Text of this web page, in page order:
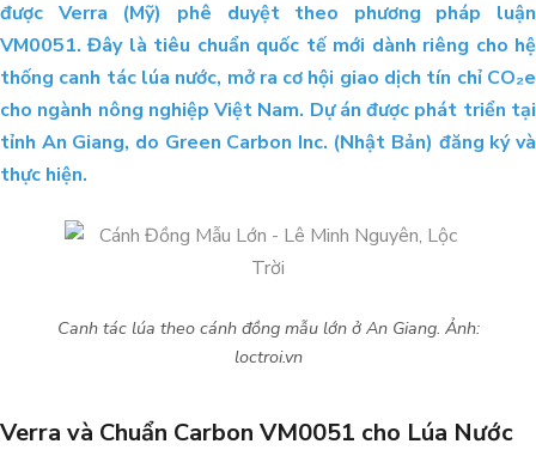
được Verra (Mỹ) phê duyệt theo phương pháp luận
VM0051. Đây là tiêu chuẩn quốc tế mới dành riêng cho hệ
thống canh tác lúa nước, mở ra cơ hội giao dịch tín chỉ CO₂e
cho ngành nông nghiệp Việt Nam. Dự án được phát triển tại
tỉnh An Giang, do Green Carbon Inc. (Nhật Bản) đăng ký và
thực hiện.
Canh tác lúa theo cánh đồng mẫu lớn ở An Giang. Ảnh:
loctroi.vn
Verra và Chuẩn Carbon VM0051 cho Lúa Nước
ORGANIC CARBON ĐÃ CÓ MẶT
TẠI CHÂU PHI